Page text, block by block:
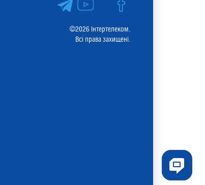
©2026 Інтертелеком.
Всі права захищені.